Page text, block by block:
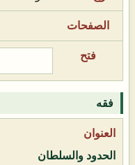
فقه
الحدود والسلطان